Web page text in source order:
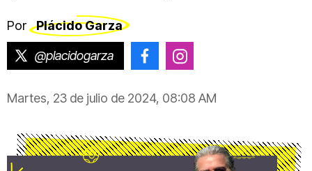
Por Plácido Garza
@placidogarza @placido.garza
Martes, 23 de julio de 2024, 08:08 AM